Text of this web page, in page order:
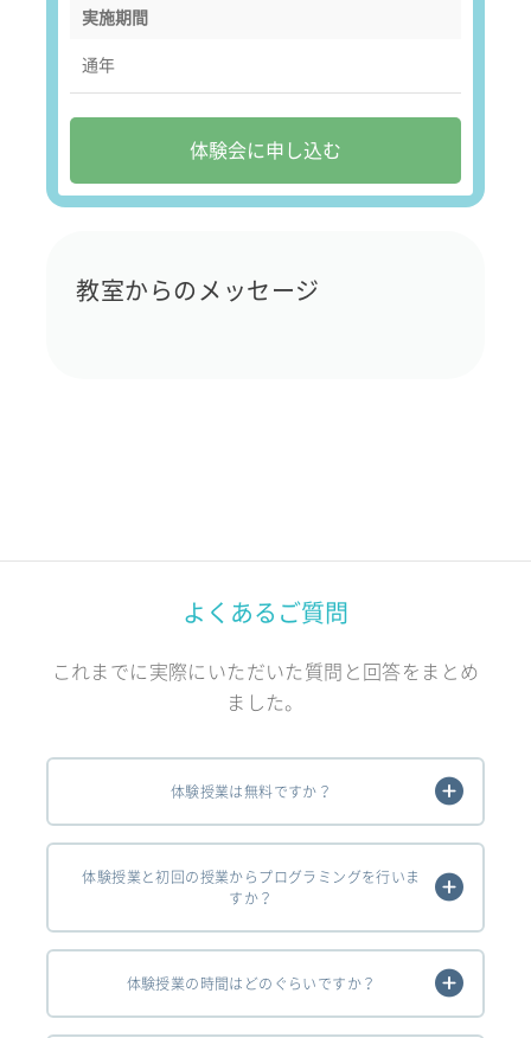
実施期間
通年
体験会に申し込む
教室からのメッセージ
よくあるご質問
これまでに実際にいただいた質問と回答をまとめ
ました。
体験授業は無料ですか？
体験授業と初回の授業からプログラミングを行いま
すか？
体験授業の時間はどのぐらいですか？